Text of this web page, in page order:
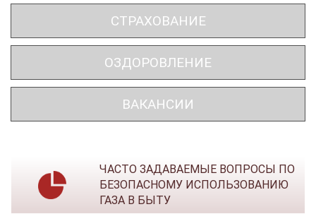
СТРАХОВАНИЕ
ОЗДОРОВЛЕНИЕ
ВАКАНСИИ
ЧАСТО ЗАДАВАЕМЫЕ ВОПРОСЫ ПО
БЕЗОПАСНОМУ ИСПОЛЬЗОВАНИЮ
ГАЗА В БЫТУ